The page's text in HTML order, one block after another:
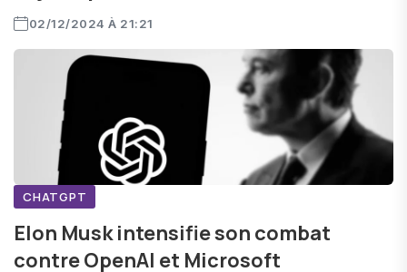
02/12/2024 À 21:21
CHATGPT
Elon Musk intensifie son combat
contre OpenAI et Microsoft